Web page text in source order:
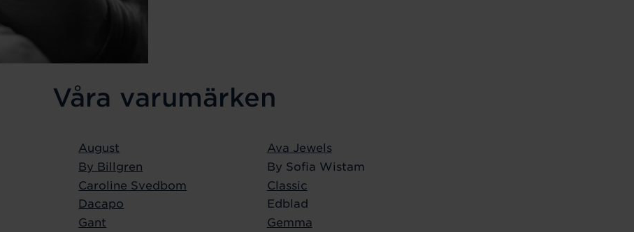
Våra varumärken
August
Ava Jewels
By Billgren
By Sofia Wistam
Caroline Svedbom
Classic
Dacapo
Edblad
Gant
Gemma